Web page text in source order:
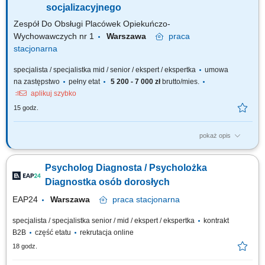
zdrowia psychicznego;
socjalizacyjnego
Zespół Do Obsługi Placówek Opiekuńczo-
Wychowawczych nr 1
Warszawa
praca
stacjonarna
specjalista / specjalistka mid / senior / ekspert / ekspertka
umowa
na zastępstwo
pełny etat 5 200 - 7 000 złbrutto/mies.
aplikuj szybko
15 godz.
pokaż opis
Zakres zadań wykonywanych na stanowisku: rozpoznanie sytuacji
pedagogiczna dziecka, prowadzenie zajęć socjoterapeutycznych
wspierających rozwój społeczny, emocjonalny, psychofizyczny, rozmowa
Psycholog Diagnosta / Psycholożka
Diagnostka osób dorosłych
EAP24 Warszawa praca stacjonarna
specjalista / specjalistka senior / mid / ekspert / ekspertka
kontrakt
B2B
część etatu rekrutacja online
18 godz.